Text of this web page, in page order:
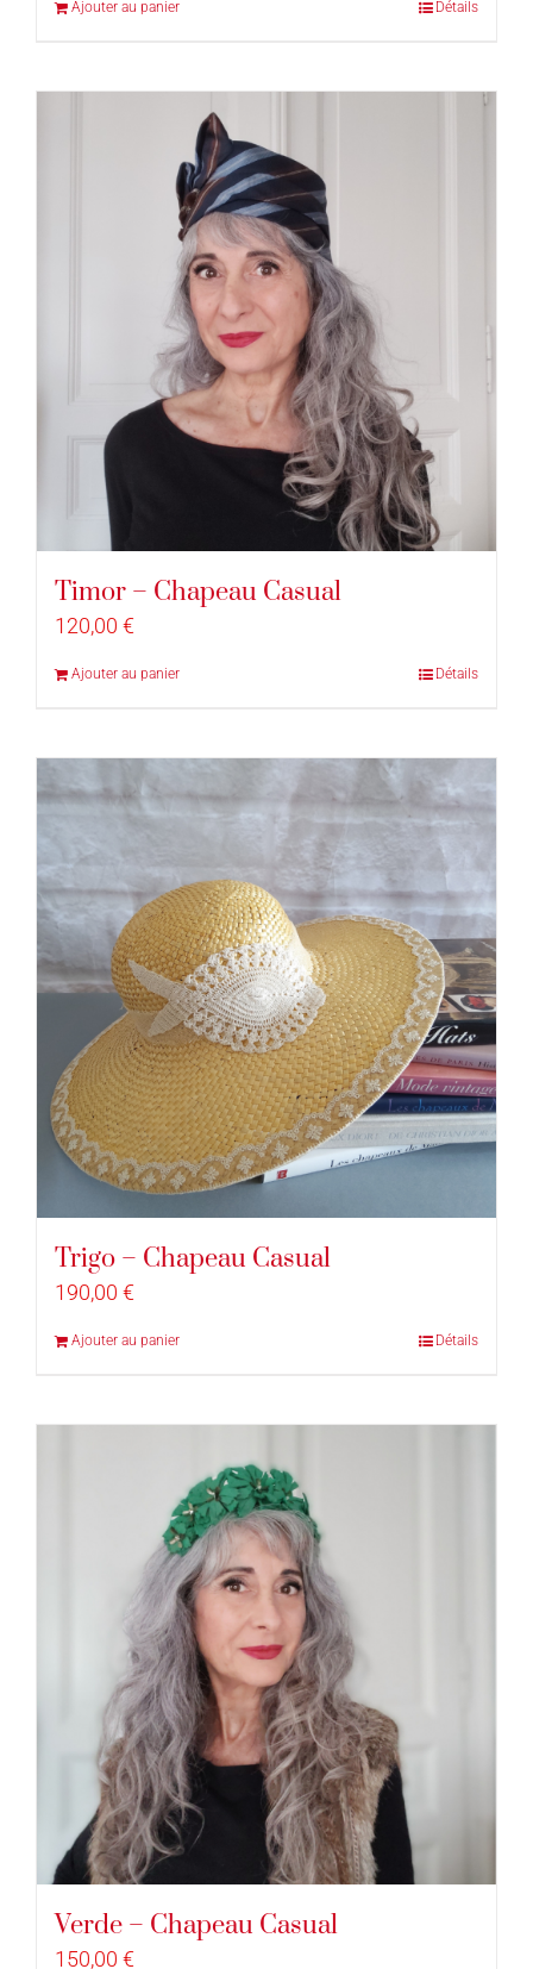
Ajouter au panier Détails
Timor – Chapeau Casual
120,00 €
Ajouter au panier Détails
Trigo – Chapeau Casual
190,00 €
Ajouter au panier Détails
Verde – Chapeau Casual
150,00 €